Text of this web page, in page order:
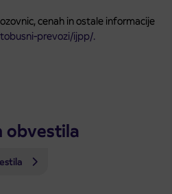
cenah in ostale informacije
prevozi/ijpp/.
obvestila